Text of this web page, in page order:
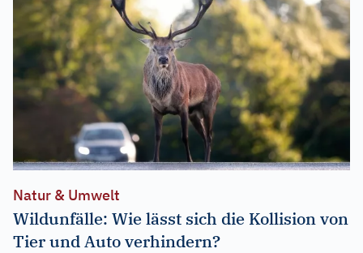
Natur & Umwelt
Wildunfälle: Wie lässt sich die Kollision von
Tier und Auto verhindern?